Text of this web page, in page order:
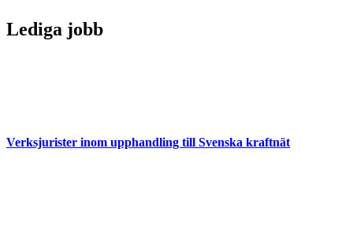
Lediga jobb
Verksjurister inom upphandling till Svenska kraftnät